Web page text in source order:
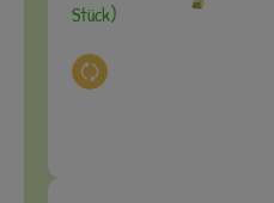
Stück)
Auswahl ändern